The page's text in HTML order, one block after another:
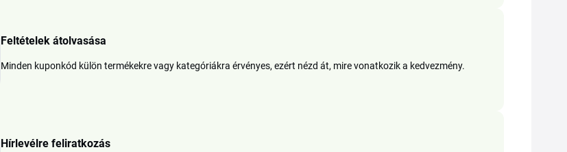
Feltételek átolvasása
Minden kuponkód külön termékekre vagy kategóriákra érvényes, ezért nézd át, mire vonatkozik a kedvezmény.
Hírlevélre feliratkozás